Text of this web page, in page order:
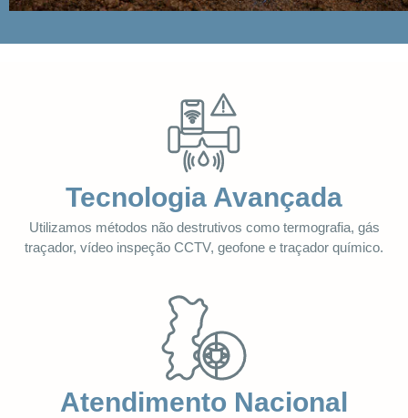
Tecnologia Avançada
Utilizamos métodos não destrutivos como termografia, gás
traçador, vídeo inspeção CCTV, geofone e traçador químico.
Atendimento Nacional